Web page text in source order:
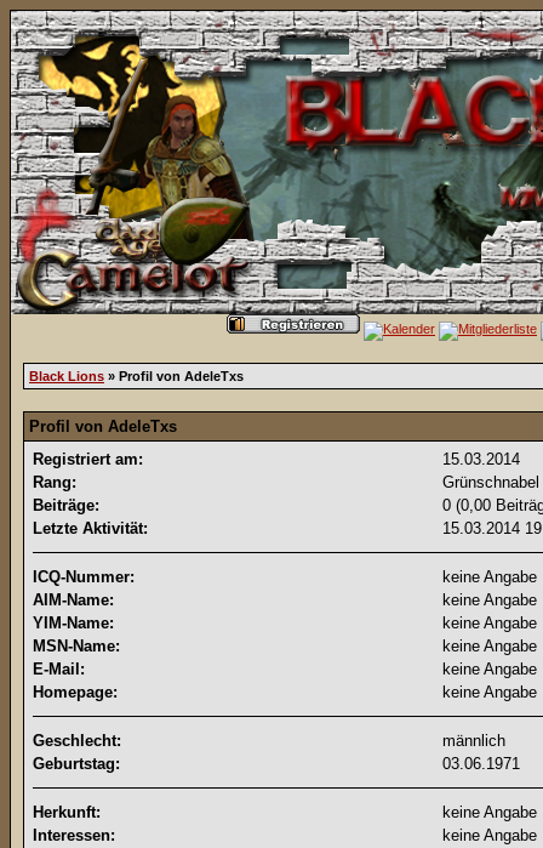
Black Lions » Profil von AdeleTxs
Profil von AdeleTxs
Registriert am:
15.03.2014
Rang:
Grünschnabel
Beiträge:
0 (0,00
Letzte Aktivität:
15.03.2014
ICQ-Nummer:
keine Angabe
AIM-Name:
keine Angabe
YIM-Name:
keine Angabe
MSN-Name:
keine Angabe
E-Mail:
keine Angabe
Homepage:
keine Angabe
Geschlecht:
männlich
Geburtstag:
03.06.1971
Herkunft:
keine Angabe
Interessen:
keine Angabe